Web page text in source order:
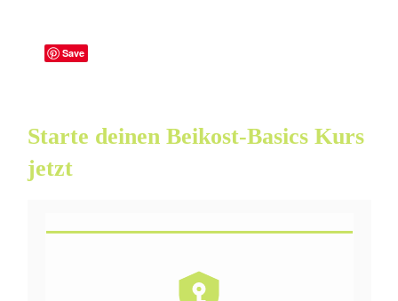
Save
Starte deinen Beikost-Basics Kurs
jetzt